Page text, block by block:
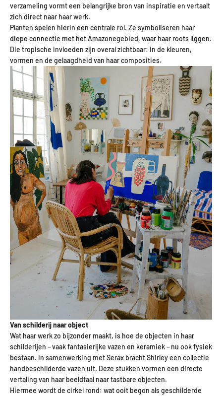
verzameling vormt een belangrijke bron van inspiratie en vertaalt
zich direct naar haar werk.
Planten spelen hierin een centrale rol. Ze symboliseren haar
diepe connectie met het Amazonegebied, waar haar roots liggen.
Die tropische invloeden zijn overal zichtbaar: in de kleuren,
vormen en de gelaagdheid van haar composities.
Van schilderij naar object
Wat haar werk zo bijzonder maakt, is hoe de objecten in haar
schilderijen – vaak fantasierijke vazen en keramiek – nu ook fysiek
bestaan. In samenwerking metSerax bracht Shirley een collectie
handbeschilderde vazen uit. Deze stukken vormen een directe
vertaling van haar beeldtaal naar tastbare objecten.
Hiermee wordt de cirkel rond: wat ooit begon als geschilderde